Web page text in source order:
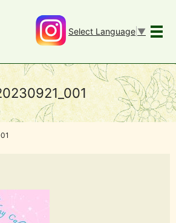
メ
Select Language ▼